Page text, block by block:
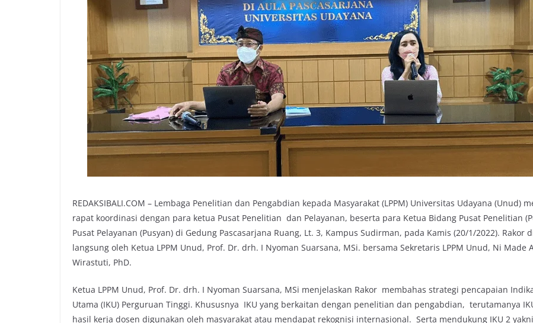
REDAKSIBALI.COM – Lembaga Penelitian dan Pengabdian kepada Masyarakat (LPPM) Universitas Udayana (Unud)
rapat koordinasi dengan para ketua Pusat Penelitian dan Pelayanan, beserta para Ketua Bidang Pusat Penelitian
Pusat Pelayanan (Pusyan) di Gedung Pascasarjana Ruang, Lt. 3, Kampus Sudirman, pada Kamis (20/1/2022). Rakor
langsung oleh Ketua LPPM Unud, Prof. Dr. drh. I Nyoman Suarsana, MSi. bersama Sekretaris LPPM Unud, Ni Made
Wirastuti, PhD.
Ketua LPPM Unud, Prof. Dr. drh. I Nyoman Suarsana, MSi menjelaskan Rakor membahas strategi pencapaian
Utama (IKU) Perguruan Tinggi. Khususnya IKU yang berkaitan dengan penelitian dan pengabdian, terutamanya
hasil kerja dosen digunakan oleh masyarakat atau mendapat rekognisi internasional. Serta mendukung IKU 2